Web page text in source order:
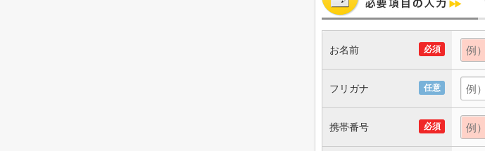
必須
お名前
任意
フリガナ
必須
携帯番号